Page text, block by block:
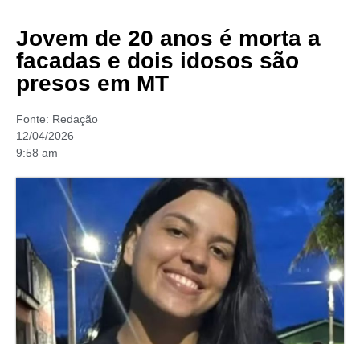
Jovem de 20 anos é morta a
facadas e dois idosos são
presos em MT
Fonte: Redação
12/04/2026
9:58 am